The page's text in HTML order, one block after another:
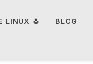
LINUX 🐧 BLOG